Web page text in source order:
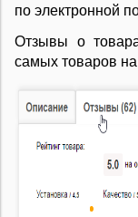
по электронной
Отзывы о
самых товаров